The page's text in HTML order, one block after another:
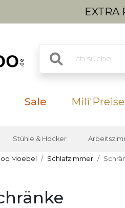
Sale Mili'Preise
Stühle & Hocker
Moebel Schlafzimmer